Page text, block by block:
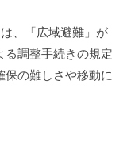
、「広域避難」が
る調整手続きの規定
保の難しさや移動に